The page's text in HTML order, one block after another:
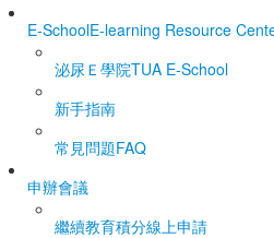
E-SchoolE-learning Resource
泌尿Ｅ學院TUA E-School
新手指南
常見問題FAQ
申辦會議
繼續教育積分線上申請